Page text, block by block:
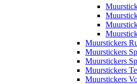
Muurstickers
Muurstickers
Muurstickers
Muurstickers
Muurstickers